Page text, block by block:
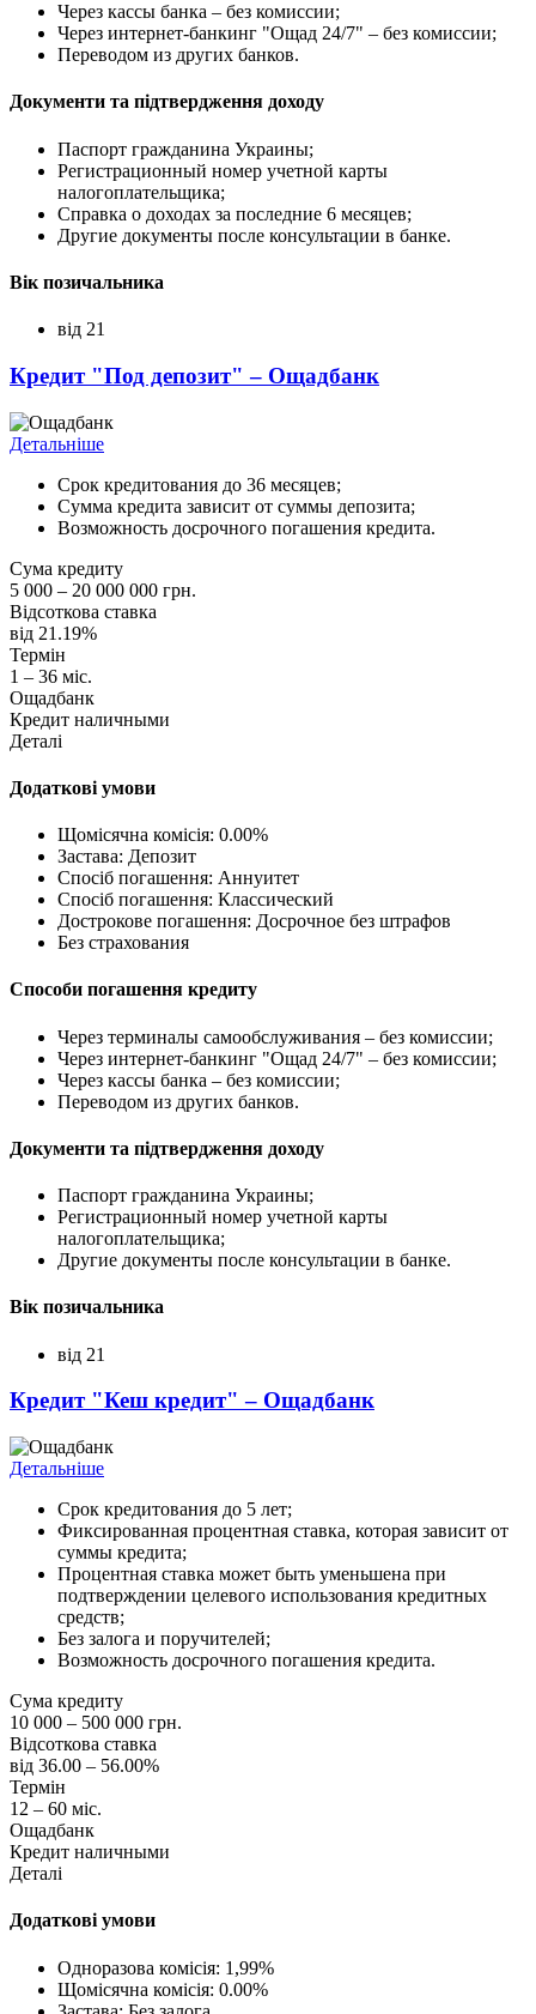
Через кассы банка – без комиссии;
Через интернет-банкинг "Ощад 24/7" – без комиссии;
Переводом из других банков.
Документи та підтвердження доходу
Паспорт гражданина Украины;
Регистрационный номер учетной карты
налогоплательщика;
Справка о доходах за последние 6 месяцев;
Другие документы после консультации в банке.
Вік позичальника
від 21
Кредит "Под депозит" – Ощадбанк
Детальніше
Срок кредитования до 36 месяцев;
Сумма кредита зависит от суммы депозита;
Возможность досрочного погашения кредита.
Сума кредиту
5 000 – 20 000 000 грн.
Відсоткова ставка
від 21.19%
Термін
1 – 36 міс.
Ощадбанк
Кредит наличными
Деталі
Додаткові умови
Щомісячна комісія: 0.00%
Застава: Депозит
Спосіб погашення: Aннуитет
Спосіб погашення: Классический
Дострокове погашення: Досрочное без штрафов
Без страхования
Способи погашення кредиту
Через терминалы самообслуживания – без комиссии;
Через интернет-банкинг "Ощад 24/7" – без комиссии;
Через кассы банка – без комиссии;
Переводом из других банков.
Документи та підтвердження доходу
Паспорт гражданина Украины;
Регистрационный номер учетной карты
налогоплательщика;
Другие документы после консультации в банке.
Вік позичальника
від 21
Кредит "Кеш кредит" – Ощадбанк
Детальніше
Срок кредитования до 5 лет;
Фиксированная процентная ставка, которая зависит от
суммы кредита;
Процентная ставка может быть уменьшена при
подтверждении целевого использования кредитных
средств;
Без залога и поручителей;
Возможность досрочного погашения кредита.
Сума кредиту
10 000 – 500 000 грн.
Відсоткова ставка
від 36.00 – 56.00%
Термін
12 – 60 міс.
Ощадбанк
Кредит наличными
Деталі
Додаткові умови
Одноразова комісія: 1,99%
Щомісячна комісія: 0.00%